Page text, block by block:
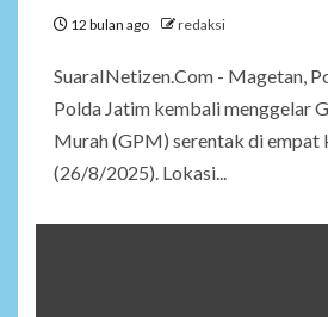
12 bulan ago redaksi
SuaraINetizen.Com - Magetan,
Polda Jatim kembali menggelar
Murah (GPM) serentak di empat
(26/8/2025). Lokasi...